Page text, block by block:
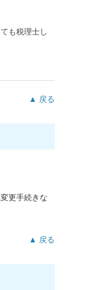
も税理士し
▲ 戻る
更手続きな
▲ 戻る